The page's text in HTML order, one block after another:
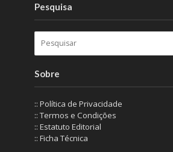
Pesquisa
Sobre
:: Política de Privacidade
:: Termos e Condições
:: Estatuto Editorial
:: Ficha Técnica